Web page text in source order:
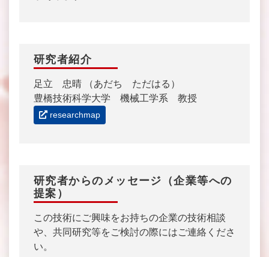
研究者紹介
足立 忠晴 （あだち ただはる）
豊橋技術科学大学 機械工学系 教授
researchmap
研究者からのメッセージ（企業等への
提案）
この技術にご興味をお持ちの企業の技術相談
や、共同研究等をご検討の際にはご連絡くださ
い。